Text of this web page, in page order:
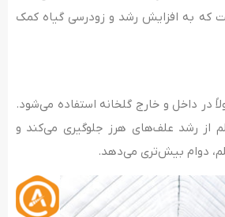
که به افزایش رشد و زودرسی گیاه کمک
در داخل و خارج گلخانه استفاده می‌شود.
از رشد علف‌های هرز جلوگیری می‌کند و
دوام بیش‌تری می‌دهد.